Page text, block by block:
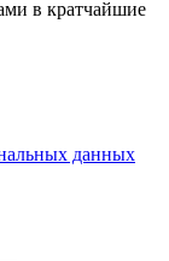
в кратчайшие
данных